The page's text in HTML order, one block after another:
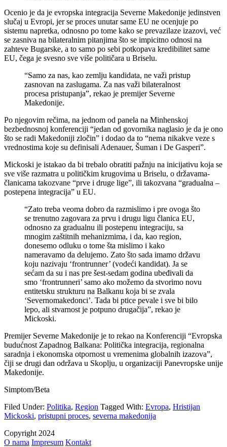
Ocenio je da je evropska integracija Severne Makedonije jedinstven
slučaj u Evropi, jer se proces unutar same EU ne ocenjuje po
sistemu napretka, odnosno po tome kako se prevazilaze izazovi, već
se zasniva na bilateralnim pitanjima što se impicitno odnosi na
zahteve Bugarske, a to samo po sebi potkopava kredibilitet same
EU, čega je svesno sve više političara u Briselu.
“Samo za nas, kao zemlju kandidata, ne važi pristup
zasnovan na zaslugama. Za nas važi bilateralnost
procesa pristupanja”, rekao je premijer Severne
Makedonije.
Po njegovim rečima, na jednom od panela na Minhenskoj
bezbednosnoj konferenciji “jedan od govornika naglasio je da je ono
što se radi Makedoniji zločin” i dodao da to “nema nikakve veze s
vrednostima koje su definisali Adenauer, Šuman i De Gasperi”.
Mickoski je istakao da bi trebalo obratiti pažnju na inicijativu koja se
sve više razmatra u političkim krugovima u Briselu, o državama-
članicama takozvane “prve i druge lige”, ili takozvana “gradualna –
postepena integracija” u EU.
“Zato treba veoma dobro da razmislimo i pre ovoga što
se trenutno zagovara za prvu i drugu ligu članica EU,
odnosno za gradualnu ili postepenu integraciju, sa
mnogim zaštitnih mehanizmima, i da, kao region,
donesemo odluku o tome šta mislimo i kako
nameravamo da delujemo. Zato što sada imamo državu
koju nazivaju ‘frontrunner’ (vodeći kandidat). Ja se
sećam da su i nas pre šest-sedam godina ubeđivali da
smo ‘frontrunneri’ samo ako možemo da stvorimo novu
entitetsku strukturu na Balkanu koja bi se zvala
‘Severnomakedonci’. Tada bi ptice pevale i sve bi bilo
lepo, ali stvarnost je potpuno drugačija”, rekao je
Mickoski.
Premijer Severne Makedonije je to rekao na Konferenciji “Evropska
budućnost Zapadnog Balkana: Politička integracija, regionalna
saradnja i ekonomska otpornost u vremenima globalnih izazova”,
čiji se drugi dan održava u Skoplju, u organizaciji Panevropske unije
Makedonije.
Simptom/Beta
Filed Under: Politika, Region Tagged With: Evropa, Hristijan
Mickoski, pristupni proces, severna makedonija
Copyright 2024
O nama Impresum Kontakt